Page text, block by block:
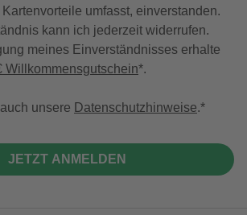
umfasst, einverstanden.
kann ich jederzeit widerrufen.
meines Einverständnisses erhalte
Willkommensgutschein*.
unsere Datenschutzhinweise.
JETZT ANMELDEN